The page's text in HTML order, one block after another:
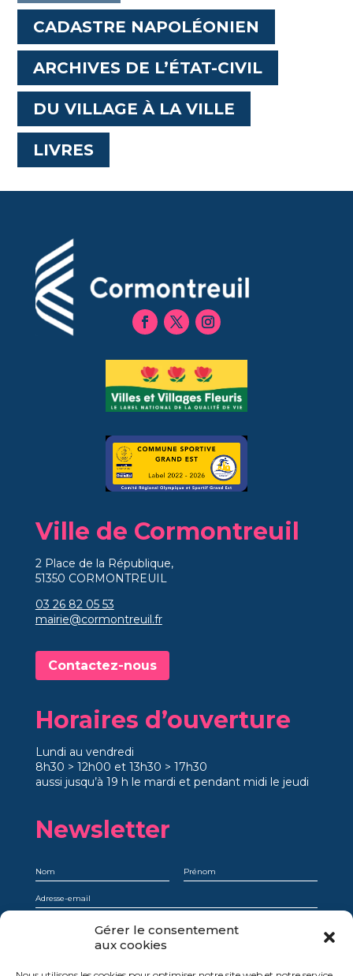
Gérer le consentement
aux cookies
CADASTRE NAPOLÉONIEN
ARCHIVES DE L’ÉTAT-CIVIL
DU VILLAGE À LA VILLE
LIVRES
Ville de Cormontreuil
2 Place de la République,
51350 CORMONTREUIL
03 26 82 05 53
mairie@cormontreuil.fr
Contactez-nous
Horaires d’ouverture
Lundi au vendredi
8h30 > 12h00 et 13h30 > 17h30
aussi jusqu’à 19 h le mardi et pendant midi le jeudi
Newsletter
Je comprends qu’en m’abonnant, je choisis explicitement de recevoir la
newsletter et que je peux facilement et à tout moment me désinscrire.